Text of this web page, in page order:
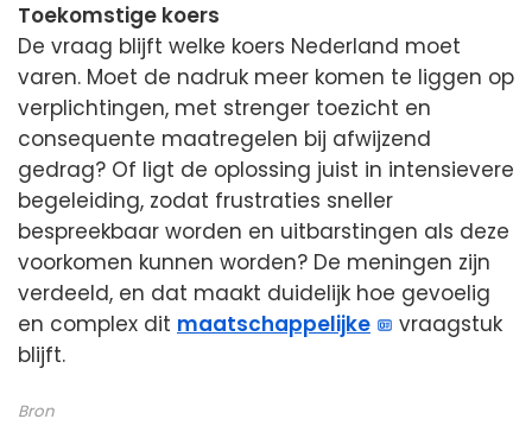
Toekomstige koers
De vraag blijft welke koers Nederland moet
varen. Moet de nadruk meer komen te liggen op
verplichtingen, met strenger toezicht en
consequente maatregelen bij afwijzend
gedrag? Of ligt de oplossing juist in intensievere
begeleiding, zodat frustraties sneller
bespreekbaar worden en uitbarstingen als deze
voorkomen kunnen worden? De meningen zijn
verdeeld, en dat maakt duidelijk hoe gevoelig
en complex dit maatschappelijke
vraagstuk
blijft.
Bron